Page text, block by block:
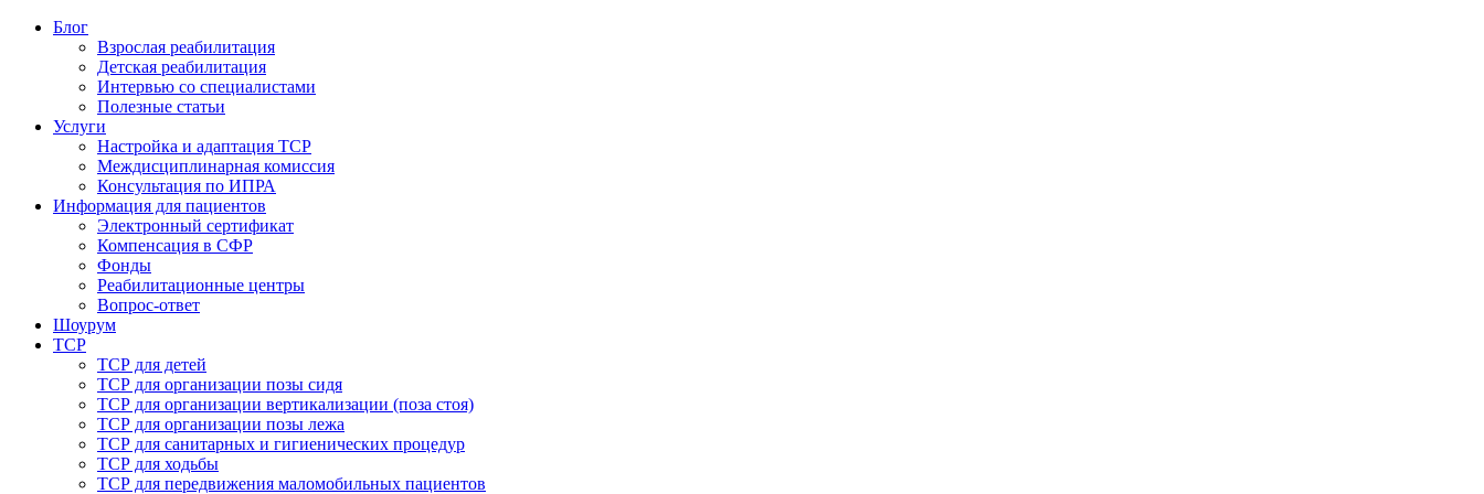
Блог
Взрослая реабилитация
Детская реабилитация
Интервью со специалистами
Полезные статьи
Услуги
Настройка и адаптация ТСР
Междисциплинарная комиссия
Консультация по ИПРА
Информация для пациентов
Электронный сертификат
Компенсация в СФР
Фонды
Реабилитационные центры
Вопрос-ответ
Шоурум
ТСР
ТСР для детей
ТСР для организации позы сидя
ТСР для организации вертикализации (поза стоя)
ТСР для организации позы лежа
ТСР для санитарных и гигиенических процедур
ТСР для ходьбы
ТСР для передвижения маломобильных пациентов